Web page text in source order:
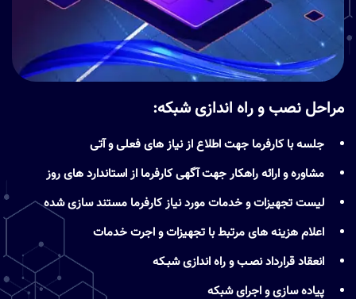
مراحلنصب و راه اندازی شبکه:
جلسه با کارفرما جهت اطلاع از نیاز های فعلی و آتی
مشاوره و ارائه راهکار جهت آگهی کارفرما از استاندارد های روز
لیست تجهیزات و خدمات مورد نیاز کارفرما مستند سازی شده
اعلام هزینه های مرتبط با تجهیزات و اجرت خدمات
انعقاد قرارداد نصـب و راه اندازی شبـکه
پیاده سازی و اجرای شبکه